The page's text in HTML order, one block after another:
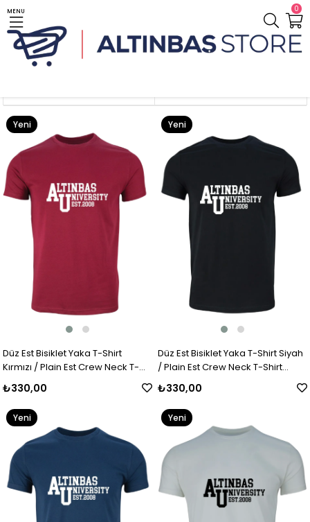
0
MENU
Anasayfa Giyim / Clothes T-Shirt Düz Est
Düz Est Bisiklet Yaka T-Shirt
Kırmızı / Plain Est Crew Neck T-
₺330,00
Yeni
Düz Est Bisiklet Yaka T-Shirt Siyah
/ Plain Est Crew Neck T-Shirt
₺330,00
Yeni
Yeni
Yeni